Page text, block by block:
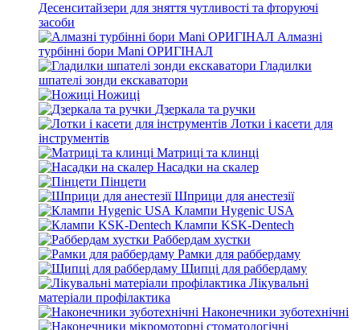
Десенситайзери для зняття чутливості та фторуючі
засоби
Алмазні
турбінні бори Mani ОРИГІНАЛ
Гладилки
шпателі зонди екскаватори
Ножиці
Дзеркала та ручки
Лотки і касети для
інструментів
Матриці та клинці
Насадки на скалер
Пінцети
Шприци для анестезії
Клампи Hygenic USA
Клампи KSK-Dentech
Раббердам хустки
Рамки для раббердаму
Щипці для раббердаму
Лікувальні
матеріали профілактика
Наконечники зуботехнічні